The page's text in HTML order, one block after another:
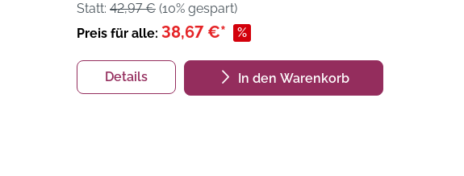
Statt: 42,97 € (10% gespart)
Preis für alle: 38,67 €* %
Details In den Warenkorb